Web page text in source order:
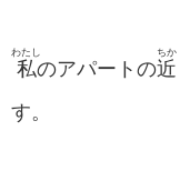
私
わたし
のアパートの近
ちか
す。